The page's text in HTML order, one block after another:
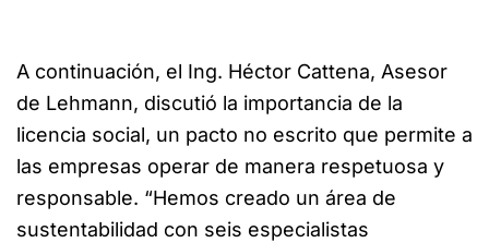
A continuación, el Ing. Héctor Cattena, Asesor
de Lehmann, discutió la importancia de la
licencia social, un pacto no escrito que permite a
las empresas operar de manera respetuosa y
responsable. “Hemos creado un área de
sustentabilidad con seis especialistas